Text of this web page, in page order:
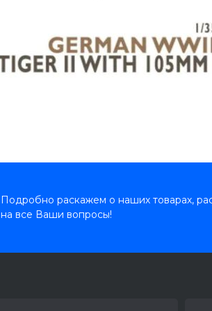
Подробно раскажем о наших товарах,
на все Ваши вопросы!